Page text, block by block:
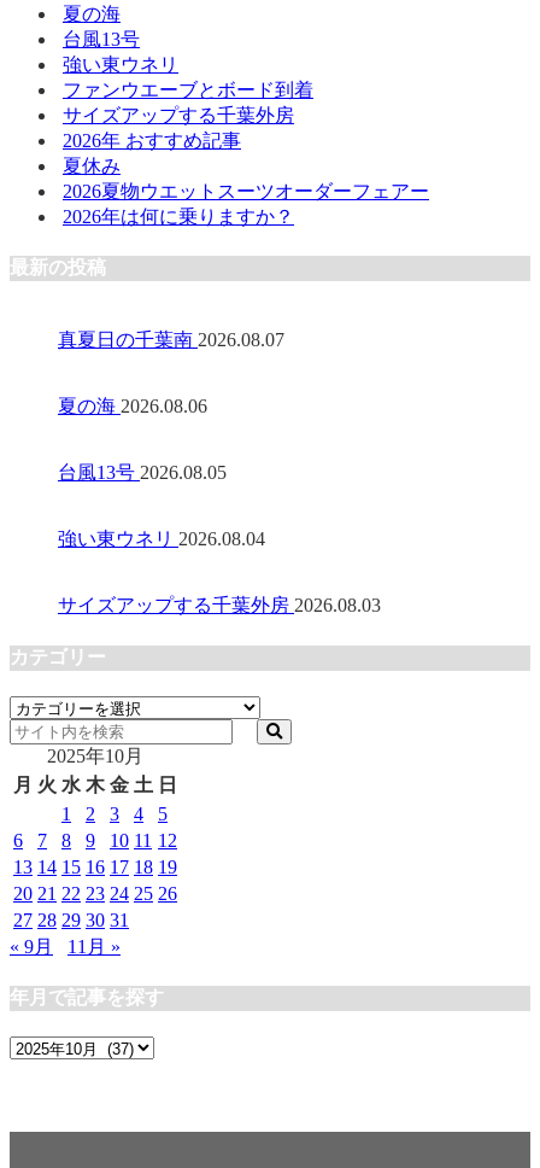
夏の海
台風13号
強い東ウネリ
ファンウエーブとボード到着
サイズアップする千葉外房
2026年 おすすめ記事
夏休み
2026夏物ウエットスーツオーダーフェアー
2026年は何に乗りますか？
最新の投稿
真夏日の千葉南 2026.08.07
夏の海 2026.08.06
台風13号 2026.08.05
強い東ウネリ 2026.08.04
サイズアップする千葉外房 2026.08.03
カテゴリー
カ
テ
リ
2025年10月
月 火 水 木 金 土 日
1
2 3 4
5
6
7 8 9 10 11 12
13 14 15 16 17 18 19
20 21 22 23 24 25 26
27 28 29 30 31
« 9月
11月 »
年月で記事を探す
年